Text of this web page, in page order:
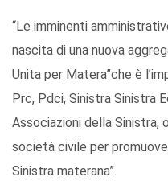
“Le imminenti
nascita di una nuova
Unita per Matera”che è
Prc, Pdci, Sinistra Sinistra
Associazioni della Sinistra,
società civile per
Sinistra materana”.